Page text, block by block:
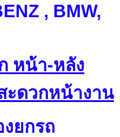
, BMW,
หน้า-หลัง
ดวกหน้างาน
ยกรถ